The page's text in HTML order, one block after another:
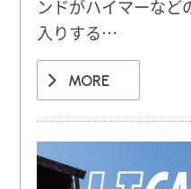
ンドがハイマーなど
入りする…
MORE